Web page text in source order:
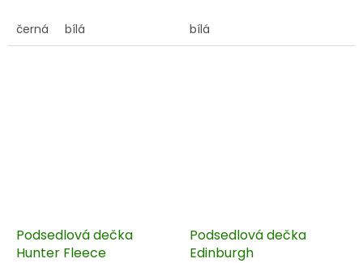
černá bílá bílá
Podsedlová dečka
Hunter Fleece
Podsedlová dečka
Edinburgh